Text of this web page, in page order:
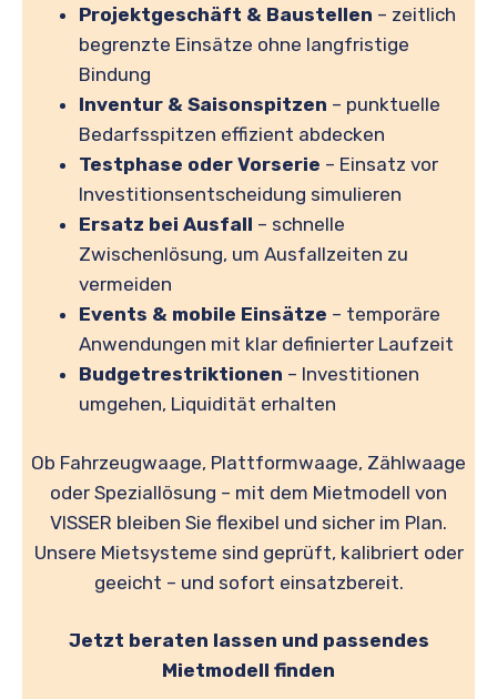
Projektgeschäft & Baustellen – zeitlich
begrenzte Einsätze ohne langfristige
Bindung
Inventur & Saisonspitzen – punktuelle
Bedarfsspitzen effizient abdecken
Testphase oder Vorserie – Einsatz vor
Investitionsentscheidung simulieren
Ersatz bei Ausfall – schnelle
Zwischenlösung, um Ausfallzeiten zu
vermeiden
Events & mobile Einsätze – temporäre
Anwendungen mit klar definierter Laufzeit
Budgetrestriktionen – Investitionen
umgehen, Liquidität erhalten
Ob Fahrzeugwaage, Plattformwaage, Zählwaage
oder Speziallösung – mit dem Mietmodell von
VISSER bleiben Sie flexibel und sicher im Plan.
Unsere Mietsysteme sind geprüft, kalibriert oder
geeicht – und sofort einsatzbereit.
Jetzt beraten lassen und passendes
Mietmodell finden